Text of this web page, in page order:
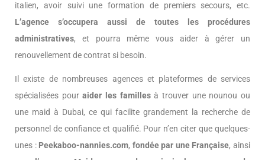
italien, avoir suivi une formation de premiers secours, etc.
L’agence s’occupera aussi de toutes les procédures
administratives, et pourra même vous aider à gérer un
renouvellement de contrat si besoin.
Il existe de nombreuses agences et plateformes de services
spécialisées pouraider les famillesà trouver une nounou ou
une maid à Dubai, ce qui facilite grandement la recherche de
personnel de confiance et qualifié. Pour n’en citer que quelques-
unes : Peekaboo-nannies.com, fondée par une Française, ainsi